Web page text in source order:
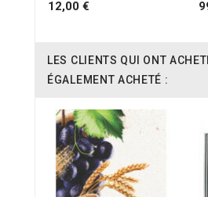
12,00 €
LES CLIENTS QUI ONT
ÉGALEMENT ACHETÉ :